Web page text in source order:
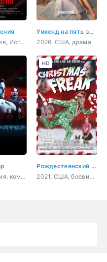
2025, Греция, Испания, Великобритания, Нидерланды, драма
Уикенд на пять звёзд
2026, США, драма
2025, Россия, комедия
Рождественский чудак
2021, США, боевик, комедия
HD